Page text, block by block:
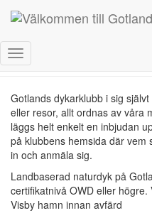
Toggle
Gotlands dykarklubb i sig
eller resor, allt ordnas av våra
läggs helt enkelt en inbjudan
på klubbens hemsida där vem
in och anmäla sig.
Landbaserad naturdyk på
certifikatnivå OWD eller
Visby hamn innan avfärd